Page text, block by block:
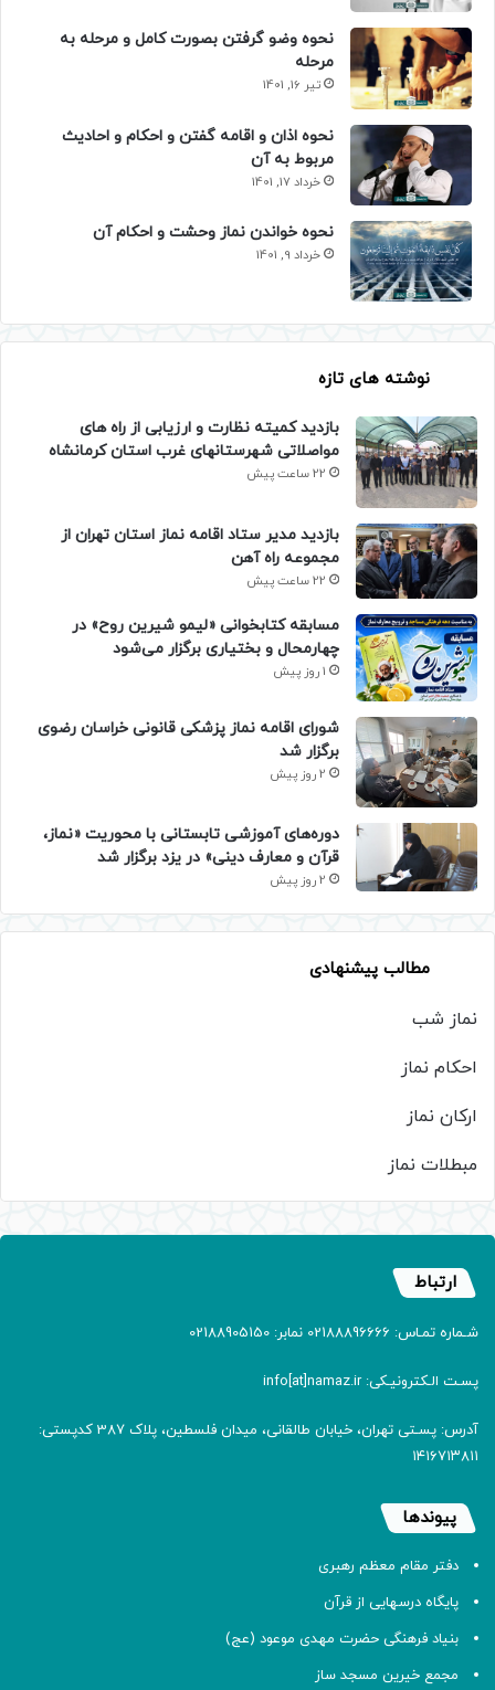
نحوه وضو گرفتن بصورت کامل و مرحله به
مرحله
تیر 16, 1401
نحوه اذان و اقامه گفتن و احکام و احادیث
مربوط به آن
خرداد 17, 1401
نحوه خواندن نماز وحشت و احکام آن
خرداد 9, 1401
نوشته های تازه
بازدید کمیته نظارت و ارزیابی از راه های
مواصلاتی شهرستانهای غرب استان کرمانشاه
22 ساعت پیش
بازدید مدیر ستاد اقامه نماز استان تهران از
مجموعه راه آهن
22 ساعت پیش
مسابقه کتابخوانی «لیمو شیرین روح» در
چهارمحال و بختیاری برگزار می‌شود
1 روز پیش
شورای اقامه نماز پزشکی قانونی خراسان رضوی
برگزار شد
2 روز پیش
دوره‌های آموزشی تابستانی با محوریت «نماز،
قرآن و معارف دینی» در یزد برگزار شد
2 روز پیش
مطالب پیشنهادی
نماز شب
احکام نماز
ارکان نماز
مبطلات نماز
ارتباط
شـماره تمـاس: 02188896666 نمابر: 02188905150
پسـت الـکترونیـکی: info[at]namaz.ir
آدرس: پسـتی تهران، خیابان طالقانی، میدان فلسطین، پلاک 387 کدپستی:
۱۴۱۶۷۱۳۸۱۱
پیوندها
دفتر مقام معظم رهبری
پایگاه درسهایی از قرآن
بنیاد فرهنگی حضرت مهدی موعود (عج)
مجمع خیرین مسجد ساز